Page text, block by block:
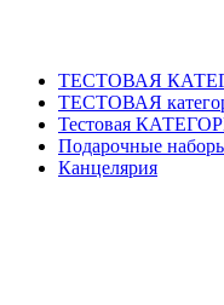
ТЕСТОВАЯ
ТЕСТОВАЯ
Тестовая
Подарочные
Канцелярия